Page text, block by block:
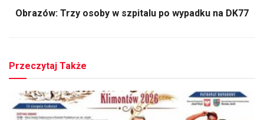
Obrazów: Trzy osoby w szpitalu po wypadku na DK77
Przeczytaj Także